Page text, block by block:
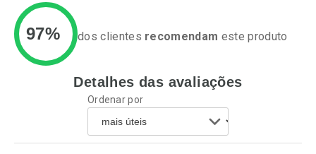
Ativar Desconto
Comprar sem Desconto
Por R$ 63,99/cada
Comprar sem Desconto
Ativar Desconto
Comprar sem Desconto
Por R$ 41,27/cada
97% dos clientes recomendam este produto
Detalhes das avaliações
Ordenar por